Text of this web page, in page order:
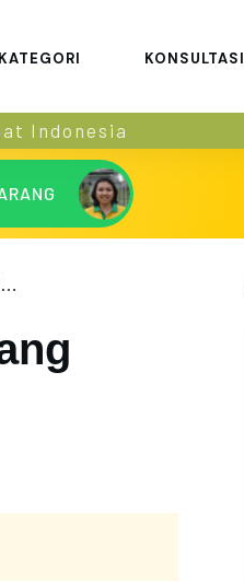
KATEGORI KONSULTASI
Indonesia
Efek Samping Buah Merah yang Perlu Diperhatikan Sebelum Mengonsumsinya